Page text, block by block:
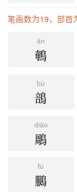
笔画数为19，部首
ān
鵪
bù
䳝
diāo
鵰
fú
鵩